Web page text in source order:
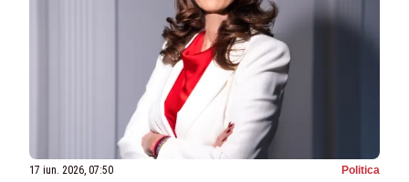
17 iun. 2026, 07:50 Politica